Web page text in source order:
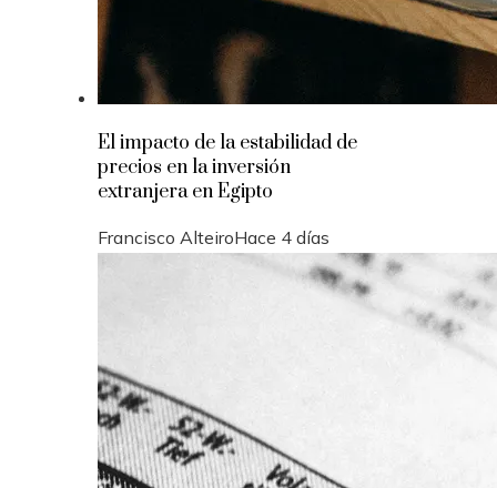
El impacto de la estabilidad de
precios en la inversión
extranjera en Egipto
Francisco AlteiroHace 4 días